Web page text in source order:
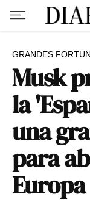
GRANDES
Musk
la
una
para
Europa